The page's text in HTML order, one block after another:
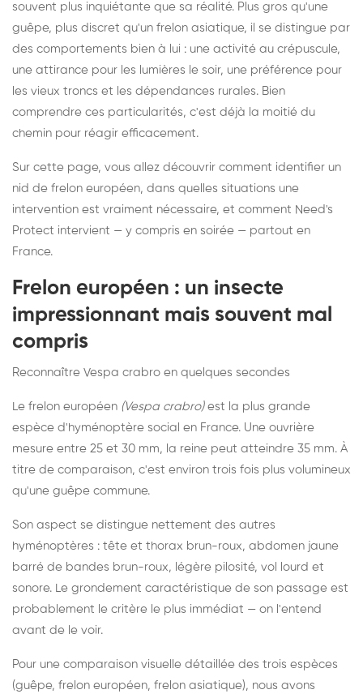
souvent plus inquiétante que sa réalité. Plus gros qu'une
guêpe, plus discret qu'un frelon asiatique, il se distingue par
des comportements bien à lui : une activité au crépuscule,
une attirance pour les lumières le soir, une préférence pour
les vieux troncs et les dépendances rurales. Bien
comprendre ces particularités, c'est déjà la moitié du
chemin pour réagir efficacement.
Sur cette page, vous allez découvrir comment identifier un
nid de frelon européen, dans quelles situations une
intervention est vraiment nécessaire, et comment Need's
Protect intervient — y compris en soirée — partout en
France.
Frelon européen : un insecte
impressionnant mais souvent mal
compris
Reconnaître Vespa crabro en quelques secondes
Le frelon européen (Vespa crabro)est la plus grande
espèce d'hyménoptère social en France. Une ouvrière
mesure entre 25 et 30 mm, la reine peut atteindre 35 mm. À
titre de comparaison, c'est environ trois fois plus volumineux
qu'une guêpe commune.
Son aspect se distingue nettement des autres
hyménoptères : tête et thorax brun-roux, abdomen jaune
barré de bandes brun-roux, légère pilosité, vol lourd et
sonore. Le grondement caractéristique de son passage est
probablement le critère le plus immédiat — on l'entend
avant de le voir.
Pour une comparaison visuelle détaillée des trois espèces
(guêpe, frelon européen, frelon asiatique), nous avons